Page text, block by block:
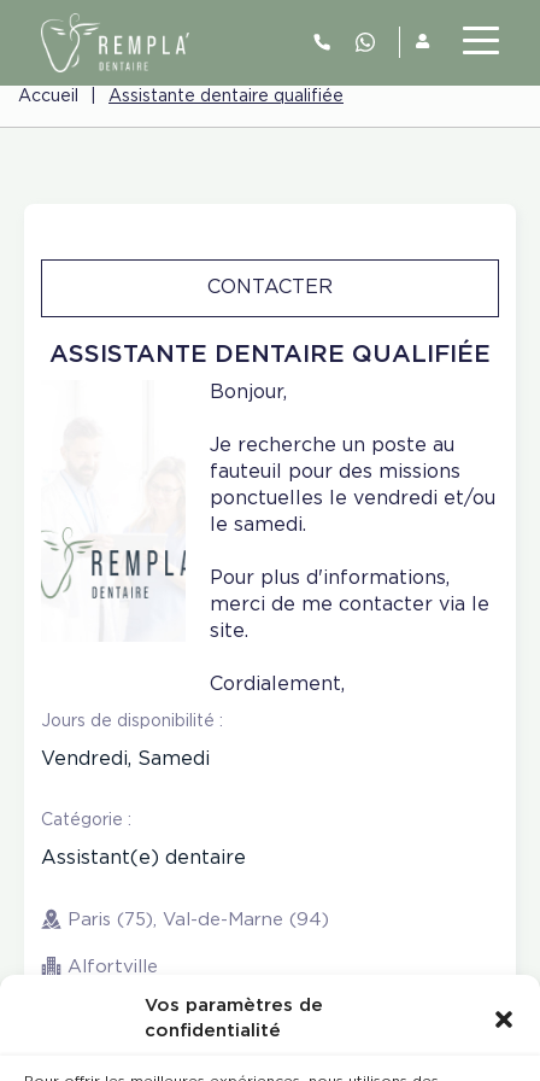
Vos paramètres de
confidentialité
Accueil Assistante dentaire qualifiée
ASSISTANTE DENTAIRE QUALIFIÉE
CONTACTER
Bonjour,
Je recherche un poste au
fauteuil pour des missions
ponctuelles le vendredi et/ou
le samedi.
Pour plus d'informations,
merci de me contacter via le
site.
Cordialement,
Jours de disponibilité :
Vendredi, Samedi
Catégorie :
Assistant(e) dentaire
Paris (75), Val-de-Marne (94)
Alfortville